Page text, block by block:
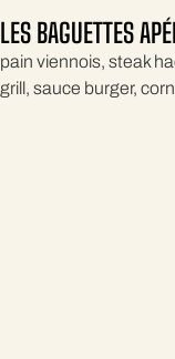
LES BAGUETTES
pain viennois, steak
grill, sauce burger,